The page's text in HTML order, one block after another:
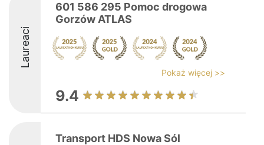
Laureaci
601 586 295 Pomoc drogowa
Gorzów ATLAS
Pokaż więcej >>
9.4
Transport HDS Nowa Sól